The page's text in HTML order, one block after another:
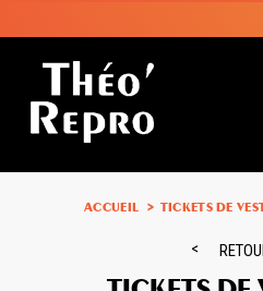
ACCUEIL TICKETS DE